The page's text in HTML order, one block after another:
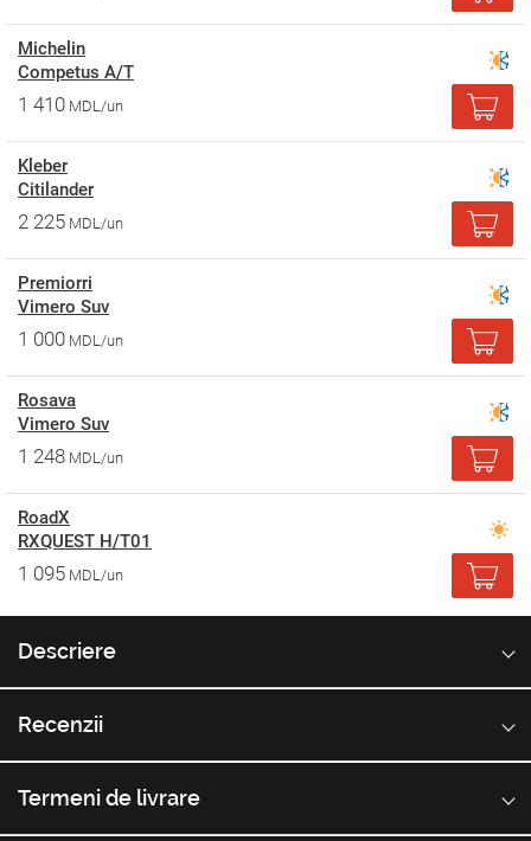
Michelin
Competus A/T
1 410 MDL/un
Kleber
Citilander
2 225 MDL/un
Premiorri
Vimero Suv
1 000 MDL/un
Rosava
Vimero Suv
1 248 MDL/un
RoadX
RXQUEST H/T01
1 095 MDL/un
Descriere
Recenzii
Termeni de livrare